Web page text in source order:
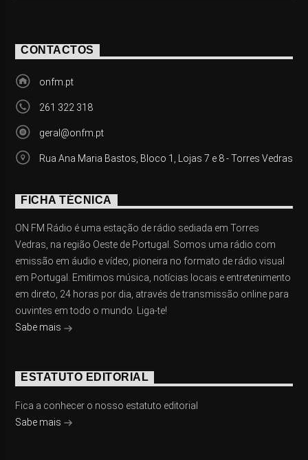
CONTACTOS
onfm.pt
261 322 318
geral@onfm.pt
Rua Ana Maria Bastos, Bloco 1, Lojas 7 e 8 - Torres Vedras
FICHA TÉCNICA
ON FM Rádio é uma estação de rádio sediada em Torres
Vedras, na região Oeste de Portugal. Somos uma rádio com
emissão em áudio e vídeo, pioneira no formato de rádio visual
em Portugal. Emitimos música, notícias locais e entretenimento
em direto, 24 horas por dia, através de transmissão online para
ouvintes em todo o mundo. Liga-te!
Sabe mais
ESTATUTO EDITORIAL
Fica a conhecer o nosso estatuto editorial
Sabe mais